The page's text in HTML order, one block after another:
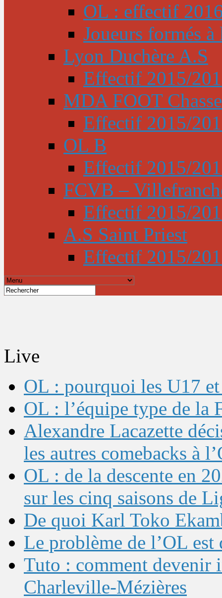
OL : effectif
Joueurs formés
Lyon Duchère A.S
Effectif 2015/
MDA FOOT
Effectif 2015/
OL B
Effectif 2015/
FCVB –
Effectif 2015/
A.S Saint Priest
Effectif 2015/
Live
OL : pourquoi les U17
OL : l’équipe type de la
Alexandre Lacazette
les autres comebacks à
OL : de la descente en
sur les cinq saisons de
De quoi Karl Toko
Le problème de l’OL
Tuto : comment devenir
Charleville-Mézières